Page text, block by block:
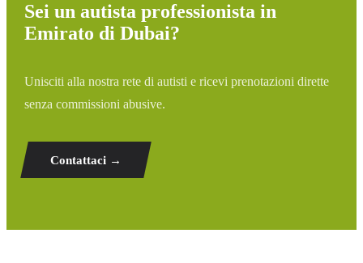
Sei un autista professionista in
Emirato di Dubai?
Unisciti alla nostra rete di autisti e ricevi prenotazioni dirette
senza commissioni abusive.
Contattaci →